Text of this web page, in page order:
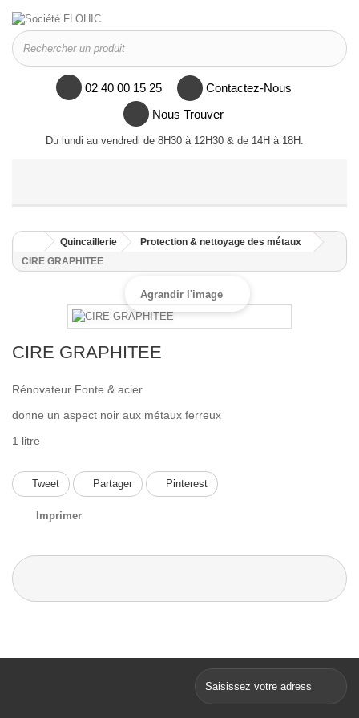
02 40 00 15 25
Contactez-Nous
Nous Trouver
Du lundi au vendredi de 8H30 à 12H30 & de 14H à 18H.
Quincaillerie
Protection & nettoyage des métaux
CIRE GRAPHITEE
Agrandir l'image
CIRE GRAPHITEE
Rénovateur Fonte & acier
donne un aspect noir aux métaux ferreux
1 litre
Tweet Partager Pinterest
Imprimer